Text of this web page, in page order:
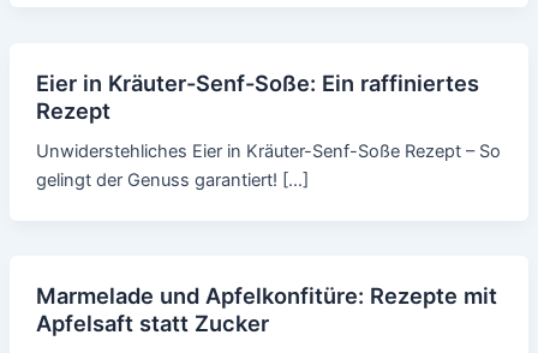
Eier in Kräuter-Senf-Soße: Ein raffiniertes
Rezept
Unwiderstehliches Eier in Kräuter-Senf-Soße Rezept – So
gelingt der Genuss garantiert! […]
Marmelade und Apfelkonfitüre: Rezepte mit
Apfelsaft statt Zucker